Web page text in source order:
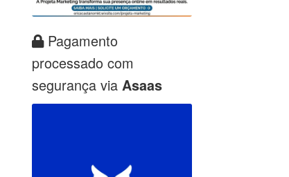
Pagamento
processado com
segurança via Asaas